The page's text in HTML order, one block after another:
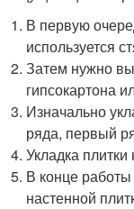
В первую
используется
Затем нужно
гипсокартона
Изначально
ряда, первый
Укладка плитки
В конце
настенной